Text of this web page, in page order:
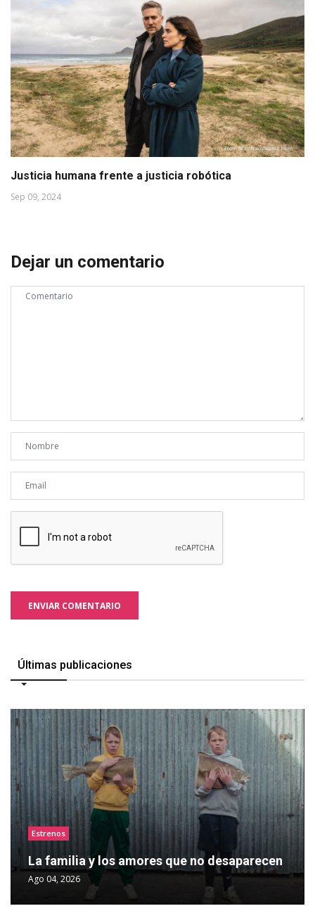
Justicia humana frente a justicia robótica
Sep 09, 2024
Dejar un comentario
ENVIAR COMENTARIO
Últimas publicaciones
Estrenos
La familia y los amores que no desaparecen
Ago 04, 2026